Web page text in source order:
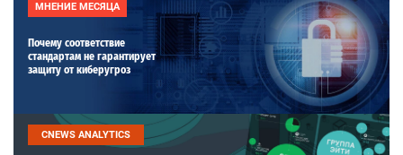
МНЕНИЕ МЕСЯЦА
Почему соответствие
стандартам не гарантирует
защиту от киберугроз
CNEWS ANALYTICS